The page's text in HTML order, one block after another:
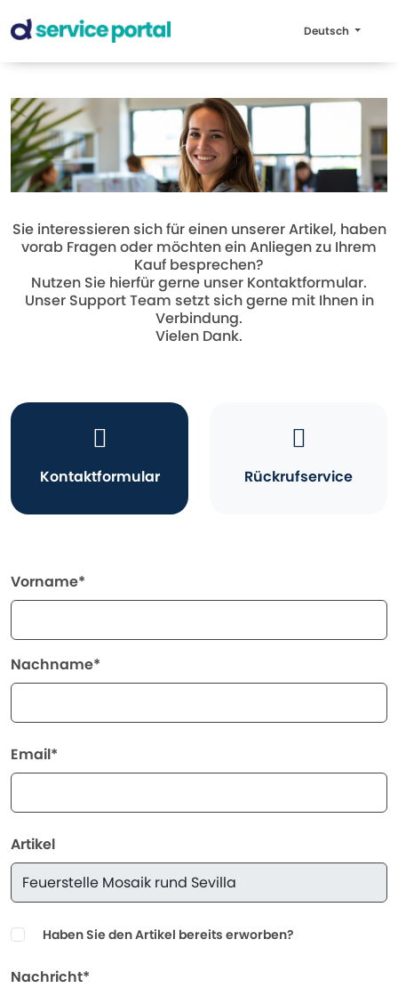
Deutsch
Sie interessieren sich für einen unserer Artikel, haben
vorab Fragen oder möchten ein Anliegen zu Ihrem
Kauf besprechen?
Nutzen Sie hierfür gerne unser Kontaktformular.
Unser Support Team setzt sich gerne mit Ihnen in
Verbindung.
Vielen Dank.
Kontaktformular Rückrufservice
Vorname*
Nachname*
Email*
Artikel
Haben Sie den Artikel bereits erworben?
Nachricht*